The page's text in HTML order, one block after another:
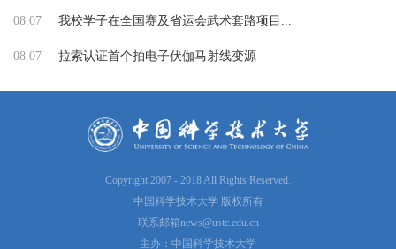
08.07 我校学子在全国赛及省运会武术套路项目...
08.07 拉索认证首个拍电子伏伽马射线变源
Copyright 2007 - 2018 All Rights Reserved.
中国科学技术大学 版权所有
联系邮箱news@ustc.edu.cn
主办：中国科学技术大学